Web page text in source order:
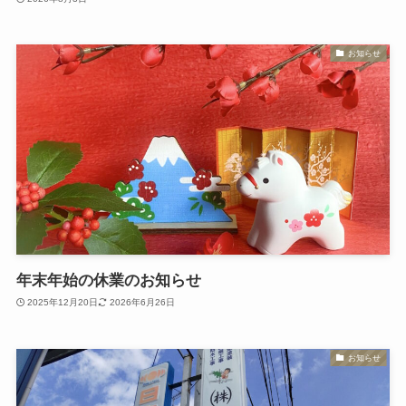
お知らせ
年末年始の休業のお知らせ
2025年12月20日 2026年6月26日
お知らせ